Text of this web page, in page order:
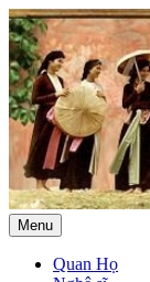
Menu
Quan Họ